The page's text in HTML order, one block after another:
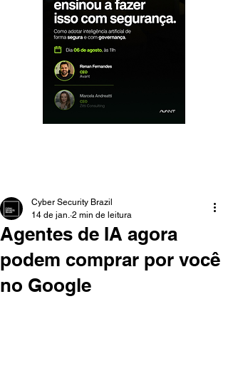
Agentes de IA agora
podem comprar por você
no Google
Cyber Security Brazil
14 de jan. 2 min de leitura